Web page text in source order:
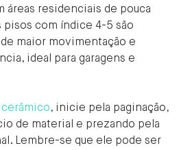
áreas residenciais de pouca
pisos com índice 4-5 são
maior movimentação e
ideal para garagens e
, inicie pela paginação,
de material e prezando pela
Lembre-se que ele pode ser